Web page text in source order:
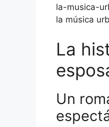
la-musica-
la música
La
Un